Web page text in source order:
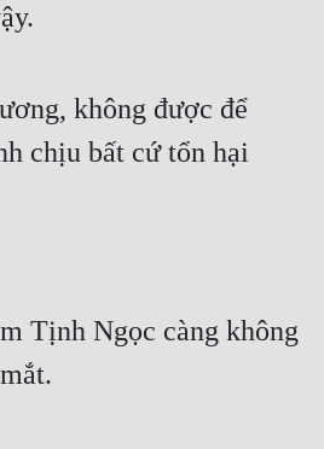
không được để
chịu bất cứ tổn hại
Tịnh Ngọc càng không